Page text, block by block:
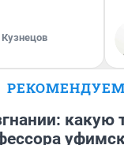
РЕКОМЕНДУЕМ
какую